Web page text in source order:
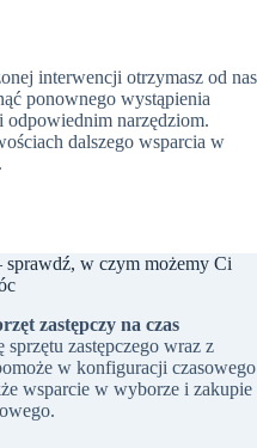
interwencji otrzymasz od nas
ponownego wystąpienia
narzędziom.
dalszego wsparcia w
w czym możemy Ci
zastępczy na czas
zastępczego wraz z
w konfiguracji czasowego
wsparcie w wyborze i zakupie